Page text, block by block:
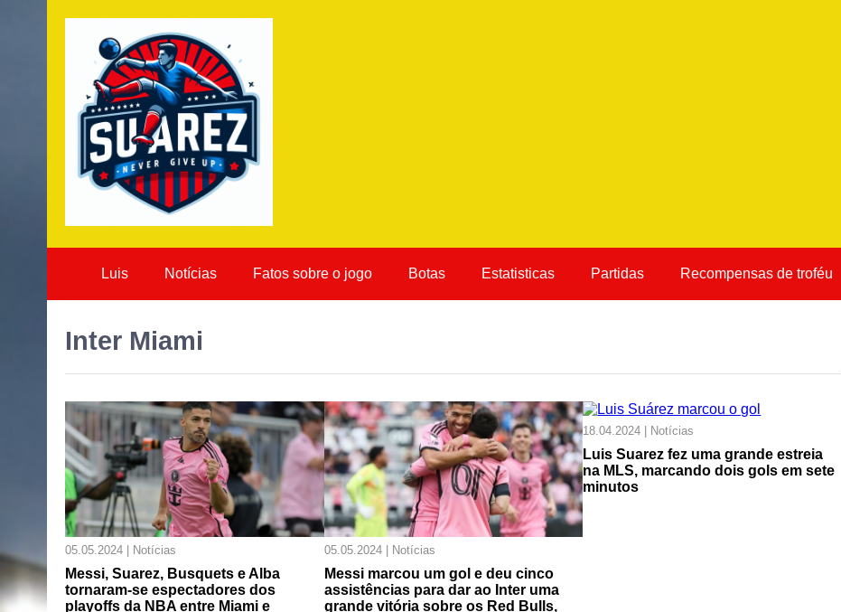
Luis Notícias Fatos sobre o jogo Botas Estatisticas Partidas Recompensas de troféu
Inter Miami
05.05.2024 | Notícias
Messi, Suarez, Busquets e Alba
tornaram-se espectadores dos
playoffs da NBA entre Miami e
05.05.2024 | Notícias
Messi marcou um gol e deu cinco
assistências para dar ao Inter uma
grande vitória sobre os Red Bulls,
18.04.2024 | Notícias
Luis Suarez fez uma grande estreia
na MLS, marcando dois gols em sete
minutos